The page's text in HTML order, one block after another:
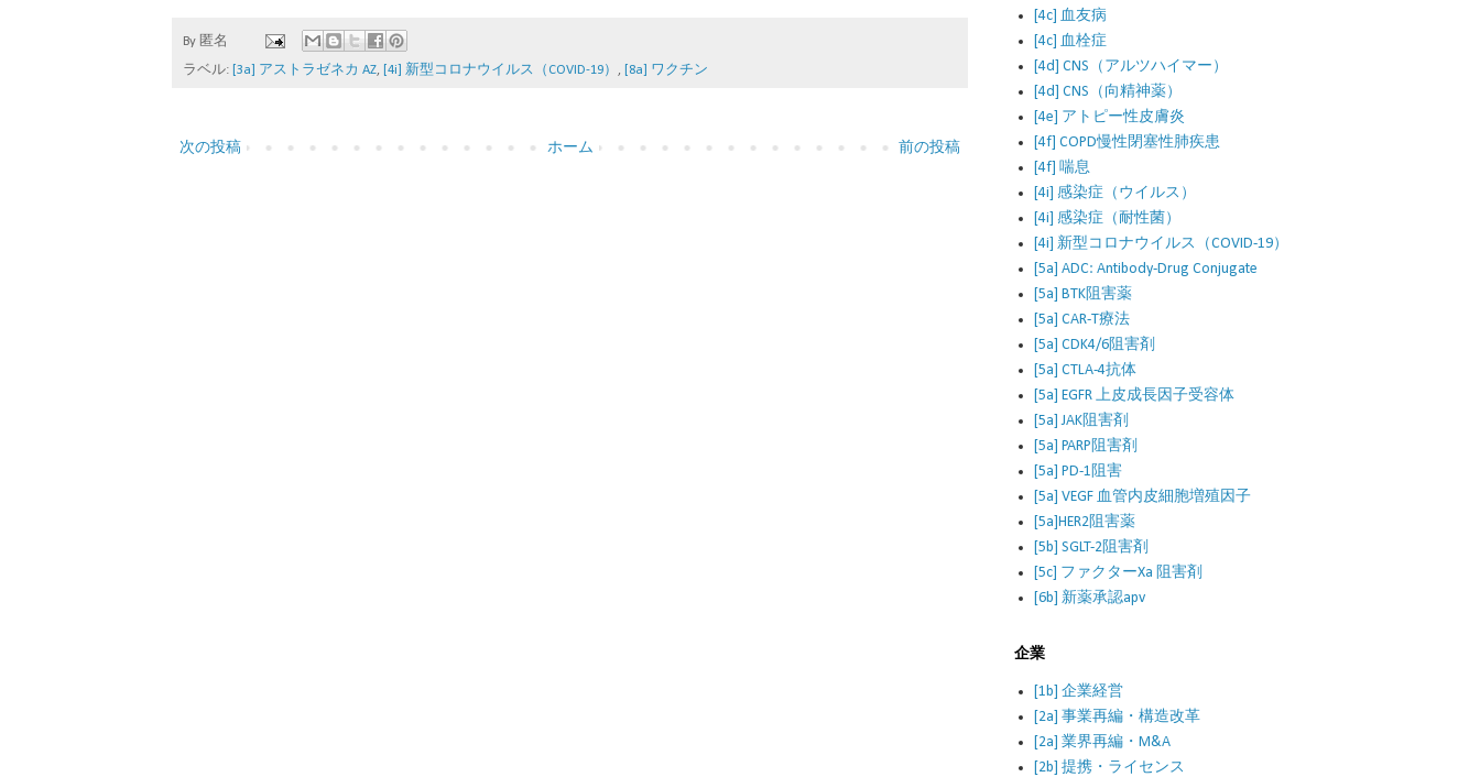
By 匿名
ラベル: [3a] アストラゼネカ AZ, [4i] 新型コロナウイルス（COVID-19） , [8a] ワクチン
次の投稿 前の投稿
ホーム
[4c] 血友病
[4c] 血栓症
[4d] CNS（アルツハイマー）
[4d] CNS（向精神薬）
[4e] アトピー性皮膚炎
[4f] COPD慢性閉塞性肺疾患
[4f] 喘息
[4i] 感染症（ウイルス）
[4i] 感染症（耐性菌）
[4i] 新型コロナウイルス（COVID-19）
[5a] ADC: Antibody-Drug Conjugate
[5a] BTK阻害薬
[5a] CAR-T療法
[5a] CDK4/6阻害剤
[5a] CTLA-4抗体
[5a] EGFR 上皮成長因子受容体
[5a] JAK阻害剤
[5a] PARP阻害剤
[5a] PD-1阻害
[5a] VEGF 血管内皮細胞増殖因子
[5a]HER2阻害薬
[5b] SGLT-2阻害剤
[5c] ファクターXa 阻害剤
[6b] 新薬承認apv
企業
[1b] 企業経営
[2a] 事業再編・構造改革
[2a] 業界再編・M&A
[2b] 提携・ライセンス